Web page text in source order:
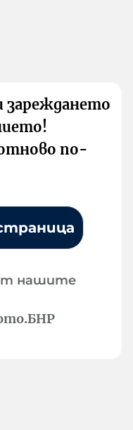
зареждането
по-
нашите